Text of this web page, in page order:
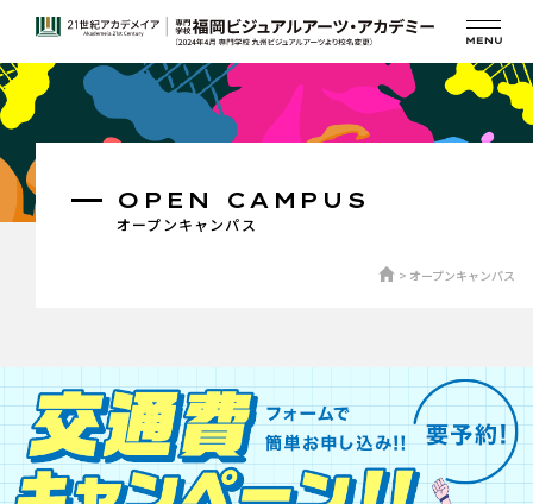
オープンキャンパス
OPEN CAMPUS
オープンキャンパス